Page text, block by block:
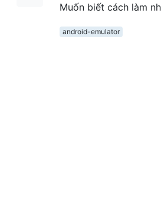
Muốn biết cách làm
android-emulator